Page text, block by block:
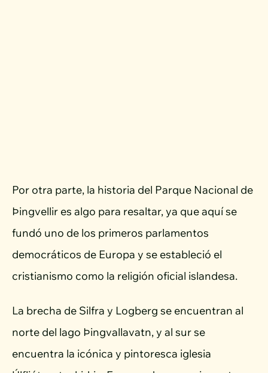
Por otra parte, la historia del Parque Nacional de
Þingvellir es algo para resaltar, ya que aquí se
fundó uno de los primeros parlamentos
democráticos de Europa y se estableció el
cristianismo como la religión oficial islandesa.
La brecha de Silfra y Logberg se encuentran al
norte del lago Þingvallavatn, y al sur se
encuentra la icónica y pintoresca iglesia